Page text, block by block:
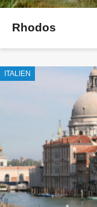
Rhodos
ITALIEN